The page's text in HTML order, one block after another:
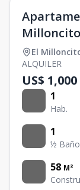
Milloncito
El
ALQUILER
US$ 1,000
1
Hab.
1
½
58 M²